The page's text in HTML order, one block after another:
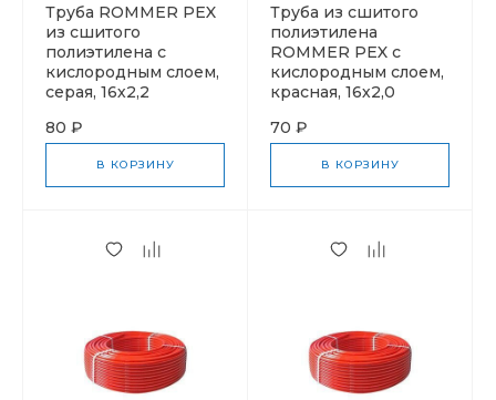
Труба ROMMER PEX
из сшитого
полиэтилена с
кислородным слоем,
серая, 16х2,2
80 ₽
В КОРЗИНУ
Труба из сшитого
полиэтилена
ROMMER PEX с
кислородным слоем,
красная, 16х2,0
70 ₽
В КОРЗИНУ